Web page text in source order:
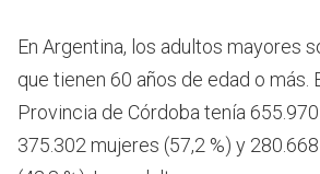
En Argentina, los adultos mayores
que tienen 60 años de edad o más.
Provincia de Córdoba tenía
375.302 mujeres (57,2 %) y